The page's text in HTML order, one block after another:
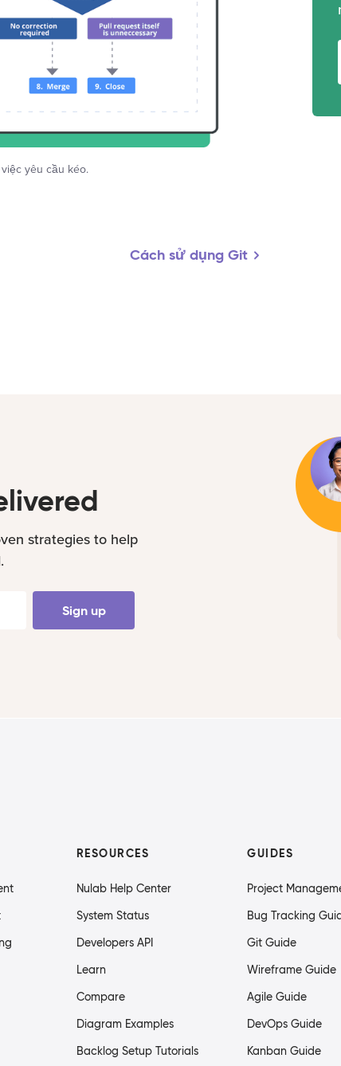
yêu cầu kéo.
Cách sử dụng Git
strategies to help
Sign up
RESOURCES
Nulab Help Center
System Status
Developers API
Learn
Compare
Diagram Examples
Backlog Setup Tutorials
GUIDES
Project
Bug Tracking
Git Guide
Wireframe Guide
Agile Guide
DevOps Guide
Kanban Guide